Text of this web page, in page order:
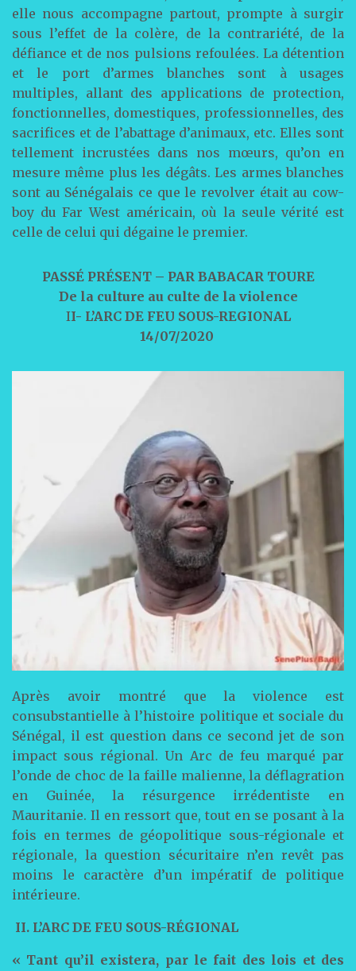
elle nous accompagne partout, prompte à surgir
sous l’effet de la colère, de la contrariété, de la
défiance et de nos pulsions refoulées. La détention
et le port d’armes blanches sont à usages
multiples, allant des applications de protection,
fonctionnelles, domestiques, professionnelles, des
sacrifices et de l’abattage d’animaux, etc. Elles sont
tellement incrustées dans nos mœurs, qu’on en
mesure même plus les dégâts. Les armes blanches
sont au Sénégalais ce que le revolver était au cow-
boy du Far West américain, où la seule vérité est
celle de celui qui dégaine le premier.
PASSÉ PRÉSENT – PAR BABACAR TOURE
De la culture au culte de la violence
II- L’ARC DE FEU SOUS-REGIONAL
14/07/2020
Après avoir montré que la violence est
consubstantielle à l’histoire politique et sociale du
Sénégal, il est question dans ce second jet de son
impact sous régional. Un Arc de feu marqué par
l’onde de choc de la faille malienne, la déflagration
en Guinée, la résurgence irrédentiste en
Mauritanie. Il en ressort que, tout en se posant à la
fois en termes de géopolitique sous-régionale et
régionale, la question sécuritaire n’en revêt pas
moins le caractère d’un impératif de politique
intérieure.
II. L’ARC DE FEU SOUS-RÉGIONAL
« Tant qu’il existera, par le fait des lois et des